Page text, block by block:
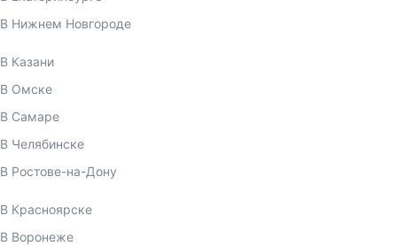
В Нижнем Новгороде
В Казани
В Омске
В Самаре
В Челябинске
В Ростове-на-Дону
В Красноярске
В Воронеже